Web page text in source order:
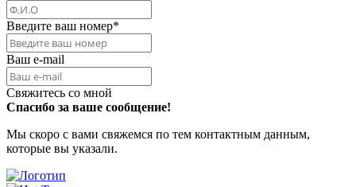
Введите ваш номер*
Ваш e-mail
Свяжитесь со мной
Спасибо за ваше сообщение!
Мы скоро с вами свяжемся по тем контактным данным,
которые вы указали.